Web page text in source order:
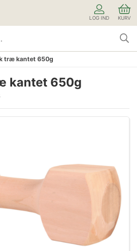
LOG IND KURV
træ kantet 650g
kantet 650g